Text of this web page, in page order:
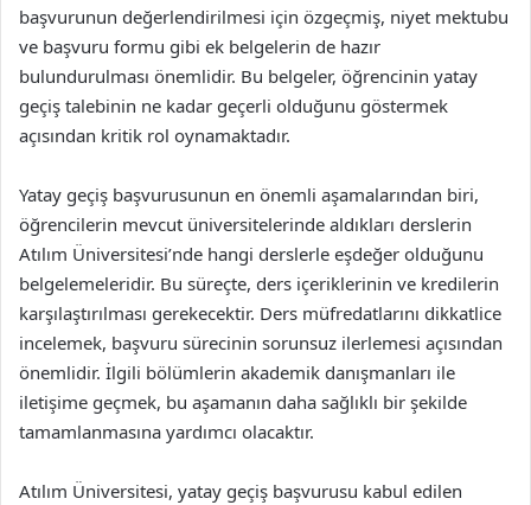
başvurunun değerlendirilmesi için özgeçmiş, niyet mektubu
ve başvuru formu gibi ek belgelerin de hazır
bulundurulması önemlidir. Bu belgeler, öğrencinin yatay
geçiş talebinin ne kadar geçerli olduğunu göstermek
açısından kritik rol oynamaktadır.
Yatay geçiş başvurusunun en önemli aşamalarından biri,
öğrencilerin mevcut üniversitelerinde aldıkları derslerin
Atılım Üniversitesi’nde hangi derslerle eşdeğer olduğunu
belgelemeleridir. Bu süreçte, ders içeriklerinin ve kredilerin
karşılaştırılması gerekecektir. Ders müfredatlarını dikkatlice
incelemek, başvuru sürecinin sorunsuz ilerlemesi açısından
önemlidir. İlgili bölümlerin akademik danışmanları ile
iletişime geçmek, bu aşamanın daha sağlıklı bir şekilde
tamamlanmasına yardımcı olacaktır.
Atılım Üniversitesi, yatay geçiş başvurusu kabul edilen